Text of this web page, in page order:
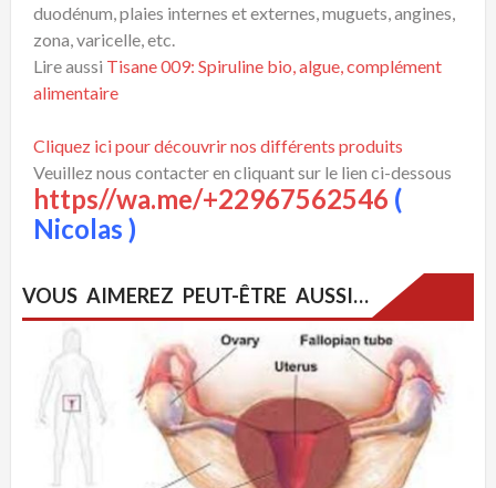
duodénum, plaies internes et externes, muguets, angines,
zona, varicelle, etc.
Lire aussi Tisane 009: Spiruline bio, algue, complément
alimentaire
Cliquez ici pour découvrir nos différents produits
Veuillez nous contacter en cliquant sur le lien ci-dessous
https//wa.me/+22967562546 (
Nicolas )
VOUS AIMEREZ PEUT-ÊTRE AUSSI…